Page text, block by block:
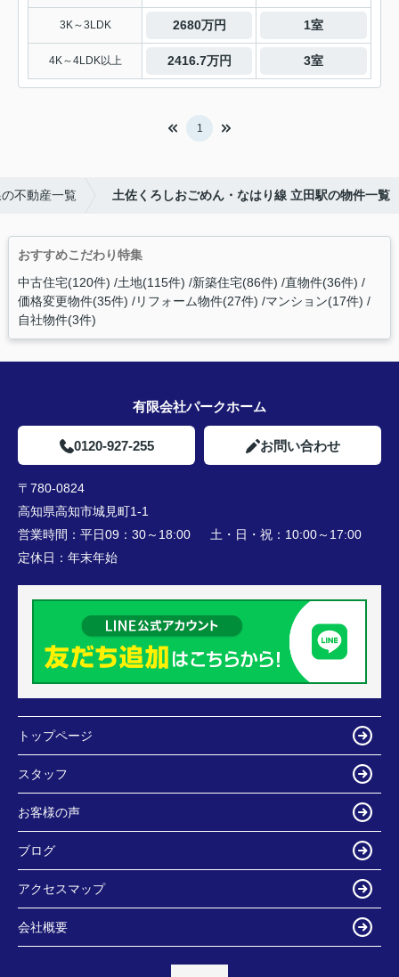
3K～3LDK 2680万円 1室
4K～4LDK以上 2416.7万円 3室
1
不動産一覧 土佐くろしおごめん・なはり線 立田駅の物件一覧
おすすめこだわり特集
中古住宅(120件) 土地(115件) 新築住宅(86件) 直物件(36件)
価格変更物件(35件) リフォーム物件(27件) マンション(17件)
自社物件(3件)
有限会社パークホーム
0120-927-255 お問い合わせ
〒780-0824
高知県高知市城見町1-1
営業時間： 平日09：30～18:00 土・日・祝：10:00～17:00
定休日： 年末年始
トップページ
スタッフ
お客様の声
ブログ
アクセスマップ
会社概要